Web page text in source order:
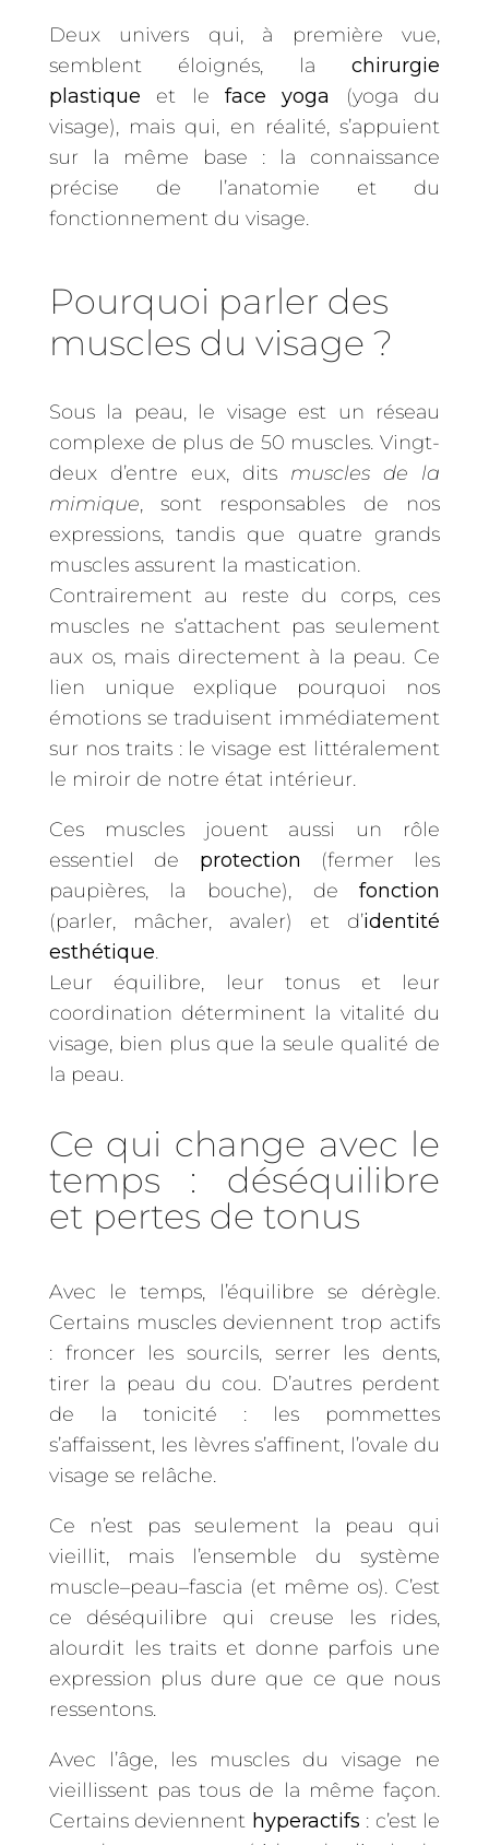
Deux univers qui, à première vue,
semblent éloignés, lachirurgie
plastique et le face yoga
(yoga du
visage), mais qui, en réalité, s’appuient
sur la même base : la connaissance
précise de l’anatomie et du
fonctionnement du visage.
Pourquoi parler des
muscles du visage ?
Sous la peau, le visage est un réseau
complexe de plus de 50 muscles. Vingt-
deux d’entre eux, dits muscles de la
mimique, sont responsables de nos
expressions, tandis que quatre grands
muscles assurent la mastication.
Contrairement au reste du corps, ces
muscles ne s’attachent pas seulement
aux os, mais directement à la peau. Ce
lien unique explique pourquoi nos
émotions se traduisent immédiatement
sur nos traits : le visage est littéralement
le miroir de notre état intérieur.
Ces muscles jouent aussi un rôle
essentiel de protection (fermer les
paupières, la bouche), defonction
(parler, mâcher, avaler) et d’identité
esthétique.
Leur équilibre, leur tonus et leur
coordination déterminent la vitalité du
visage, bien plus que la seule qualité de
la peau.
Ce qui change avec le
temps : déséquilibre
et pertes de tonus
Avec le temps, l’équilibre se dérègle.
Certains muscles deviennent trop actifs
: froncer les sourcils, serrer les dents,
tirer la peau du cou. D’autres perdent
de la tonicité : les pommettes
s’affaissent, les lèvres s’affinent, l’ovale du
visage se relâche.
Ce n’est pas seulement la peau qui
vieillit, mais l’ensemble du système
muscle–peau–fascia (et même os). C’est
ce déséquilibre qui creuse les rides,
alourdit les traits et donne parfois une
expression plus dure que ce que nous
ressentons.
Avec l’âge, les muscles du visage ne
vieillissent pas tous de la même façon.
Certains deviennent hyperactifs : c’est le